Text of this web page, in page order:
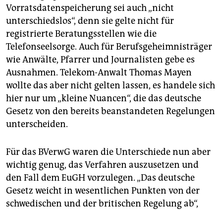
Vorratsdatenspeicherung sei auch „nicht
unterschiedslos“, denn sie gelte nicht für
registrierte Beratungsstellen wie die
Telefonseelsorge. Auch für Berufsgeheimnisträger
wie Anwälte, Pfarrer und Journalisten gebe es
Ausnahmen. Telekom-Anwalt Thomas Mayen
wollte das aber nicht gelten lassen, es handele sich
hier nur um „kleine Nuancen“, die das deutsche
Gesetz von den bereits beanstandeten Regelungen
unterscheiden.
Für das BVerwG waren die Unterschiede nun aber
wichtig genug, das Verfahren auszusetzen und
den Fall dem EuGH vorzulegen. „Das deutsche
Gesetz weicht in wesentlichen Punkten von der
schwedischen und der britischen Regelung ab“,